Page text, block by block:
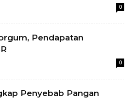
0
Pendapatan
0
Penyebab Pangan